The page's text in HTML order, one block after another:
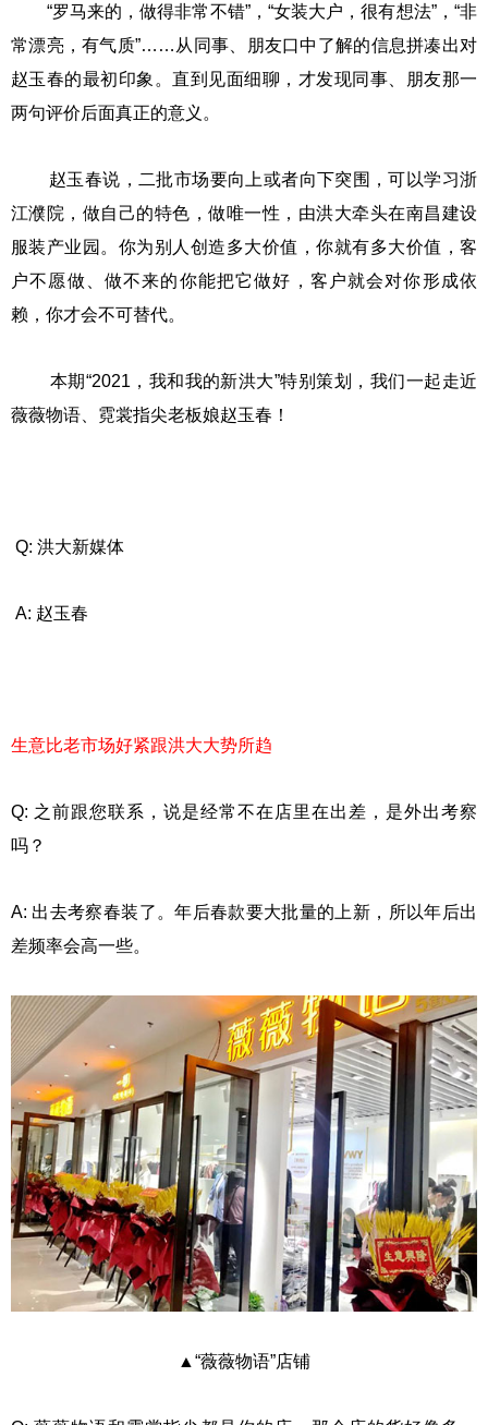
“罗马来的，做得非常不错”，“女装大户，很有想法”，“非
常漂亮，有气质”……从同事、朋友口中了解的信息拼凑出对
赵玉春的最初印象。直到见面细聊，才发现同事、朋友那一
两句评价后面真正的意义。
赵玉春说，二批市场要向上或者向下突围，可以学习浙
江濮院，做自己的特色，做唯一性，由洪大牵头在南昌建设
服装产业园。你为别人创造多大价值，你就有多大价值，客
户不愿做、做不来的你能把它做好，客户就会对你形成依
赖，你才会不可替代。
本期“2021，我和我的新洪大”特别策划，我们一起走近
薇薇物语、霓裳指尖老板娘赵玉春！
Q: 洪大新媒体
A: 赵玉春
生意比老市场好紧跟洪大大势所趋
Q: 之前跟您联系，说是经常不在店里在出差，是外出考察
吗？
A: 出去考察春装了。年后春款要大批量的上新，所以年后出
差频率会高一些。
▲“薇薇物语”店铺